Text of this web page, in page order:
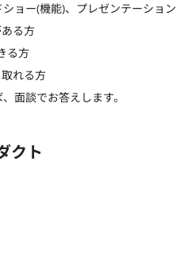
ョー(機能)、プレゼンテーション
る方
る方
れる方
面談でお答えします。
クト